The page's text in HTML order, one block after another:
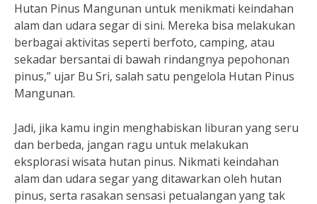
Hutan Pinus Mangunan untuk menikmati keindahan
alam dan udara segar di sini. Mereka bisa melakukan
berbagai aktivitas seperti berfoto, camping, atau
sekadar bersantai di bawah rindangnya pepohonan
pinus,” ujar Bu Sri, salah satu pengelola Hutan Pinus
Mangunan.
Jadi, jika kamu ingin menghabiskan liburan yang seru
dan berbeda, jangan ragu untuk melakukan
eksplorasi wisata hutan pinus. Nikmati keindahan
alam dan udara segar yang ditawarkan oleh hutan
pinus, serta rasakan sensasi petualangan yang tak